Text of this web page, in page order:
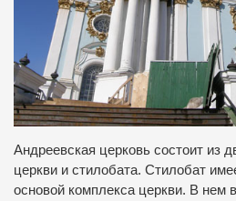
Андреевская церковь состоит из
церкви и стилобата. Стилобат
основой комплекса церкви. В нем